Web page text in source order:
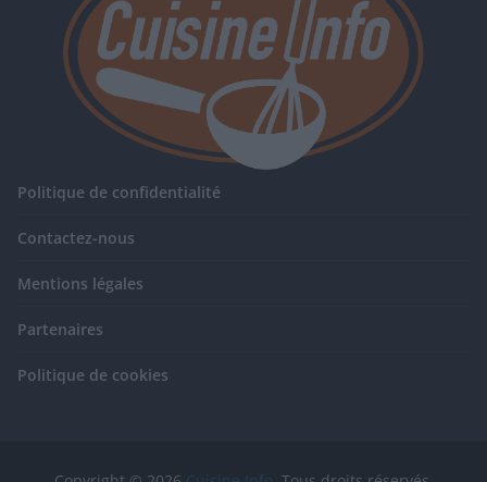
Politique de confidentialité
Contactez-nous
Mentions légales
Partenaires
Politique de cookies